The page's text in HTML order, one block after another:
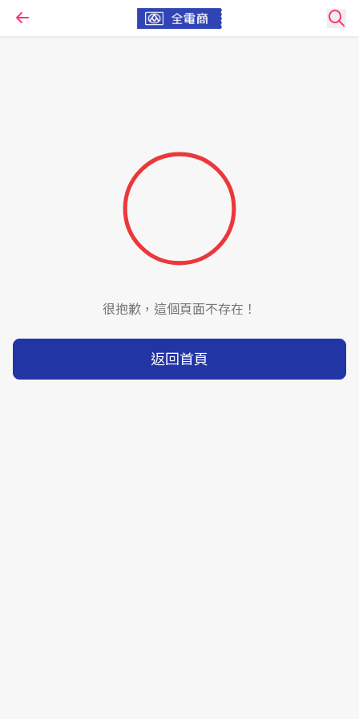
很抱歉，這個頁面不存在！
返回首頁